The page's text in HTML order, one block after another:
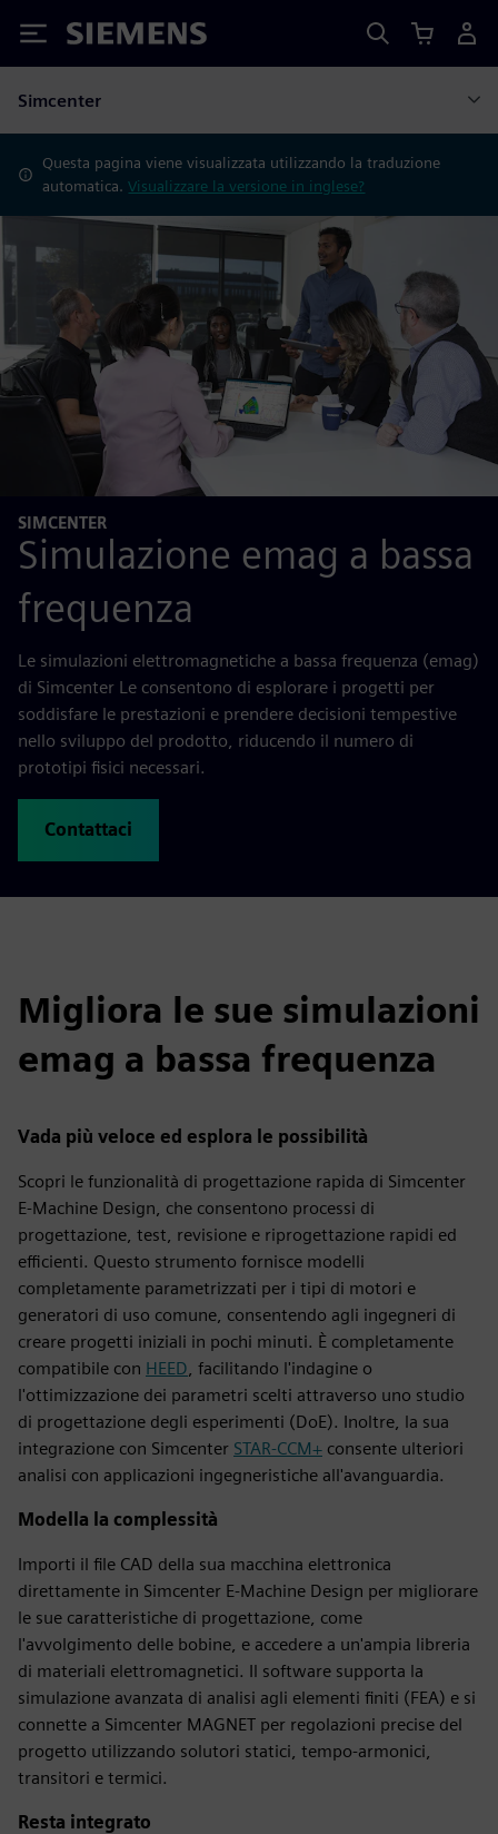
Siemens
Simcenter
Questa pagina viene visualizzata utilizzando la traduzione
automatica.Visualizzare la versione in inglese?
SIMCENTER
Simulazione emag a bassa
frequenza
Le simulazioni elettromagnetiche a bassa frequenza (emag)
di Simcenter Le consentono di esplorare i progetti per
soddisfare le prestazioni e prendere decisioni tempestive
nello sviluppo del prodotto, riducendo il numero di
prototipi fisici necessari.
Contattaci
Migliora le sue simulazioni
emag a bassa frequenza
Vada più veloce ed esplora le possibilità
Scopri le funzionalità di progettazione rapida di Simcenter
E-Machine Design, che consentono processi di
progettazione, test, revisione e riprogettazione rapidi ed
efficienti. Questo strumento fornisce modelli
completamente parametrizzati per i tipi di motori e
generatori di uso comune, consentendo agli ingegneri di
creare progetti iniziali in pochi minuti. È completamente
compatibile con HEED , facilitando l'indagine o
l'ottimizzazione dei parametri scelti attraverso uno studio
di progettazione degli esperimenti (DoE). Inoltre, la sua
integrazione con Simcenter STAR-CCM+ consente ulteriori
analisi con applicazioni ingegneristiche all'avanguardia.
Modella la complessità
Importi il file CAD della sua macchina elettronica
direttamente in Simcenter E-Machine Design per migliorare
le sue caratteristiche di progettazione, come
l'avvolgimento delle bobine, e accedere a un'ampia libreria
di materiali elettromagnetici. Il software supporta la
simulazione avanzata di analisi agli elementi finiti (FEA) e si
connette a Simcenter MAGNET per regolazioni precise del
progetto utilizzando solutori statici, tempo-armonici,
transitori e termici.
Resta integrato